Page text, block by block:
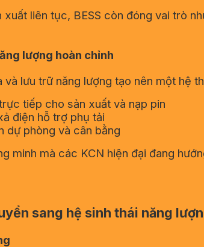
liên tục, BESS còn đóng vai trò
lượng hoàn chỉnh
lưu trữ năng lượng tạo nên một hệ
tiếp cho sản xuất và nạp pin
điện hỗ trợ phụ tải
dự phòng và cân bằng
minh mà các KCN hiện đại đang
sang hệ sinh thái năng